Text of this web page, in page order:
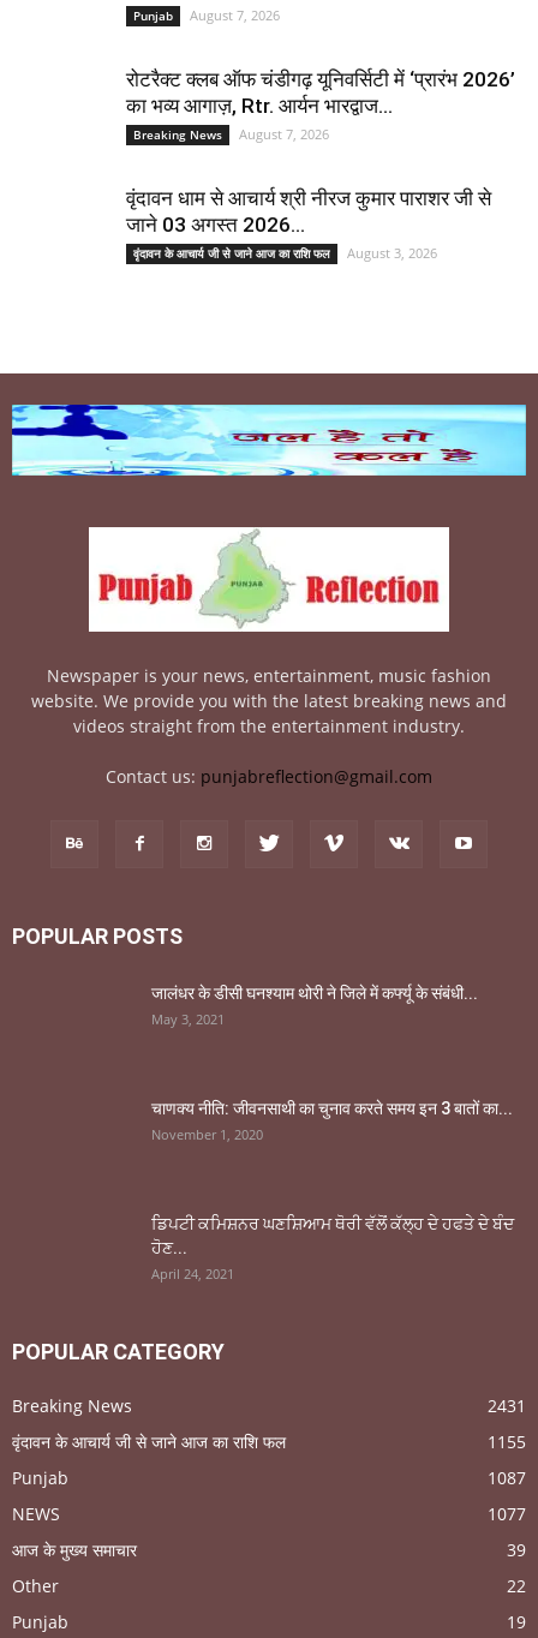
Punjab August 7, 2026
रोटरैक्ट क्लब ऑफ चंडीगढ़ यूनिवर्सिटी में ‘प्रारंभ 2026’
का भव्य आगाज़, Rtr. आर्यन भारद्वाज...
Breaking News August 7, 2026
वृंदावन धाम से आचार्य श्री नीरज कुमार पाराशर जी से
जाने 03 अगस्त 2026...
वृंदावन के आचार्य जी से जाने आज का राशि फल August 3, 2026
Newspaper is your news, entertainment, music fashion
website. We provide you with the latest breaking news and
videos straight from the entertainment industry.
Contact us: punjabreflection@gmail.com
POPULAR POSTS
जालंधर के डीसी घनश्याम थोरी ने जिले में कर्फ्यू के संबंधी...
May 3, 2021
चाणक्य नीति: जीवनसाथी का चुनाव करते समय इन 3 बातों का...
November 1, 2020
ਡਿਪਟੀ ਕਮਿਸ਼ਨਰ ਘਣਸ਼ਿਆਮ ਥੋਰੀ ਵੱਲੋਂ ਕੱਲ੍ਹ ਦੇ ਹਫਤੇ ਦੇ ਬੰਦ
ਹੋਣ...
April 24, 2021
POPULAR CATEGORY
Breaking News
2431
वृंदावन के आचार्य जी से जाने आज का राशि फल
1155
Punjab
1087
NEWS
1077
आज के मुख्य समाचार
39
Other
22
Punjab
19